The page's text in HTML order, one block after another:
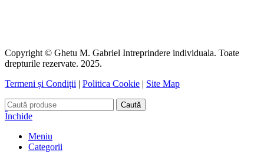
Copyright © Ghetu M. Gabriel Intreprindere individuala. Toate
drepturile rezervate. 2025.
Termeni și Condiții | Politica Cookie | Site Map
Caută
Închide
Meniu
Categorii